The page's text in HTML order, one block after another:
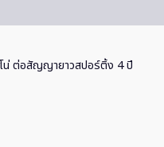
น่ ต่อสัญญายาวสปอร์ติ้ง 4 ปี